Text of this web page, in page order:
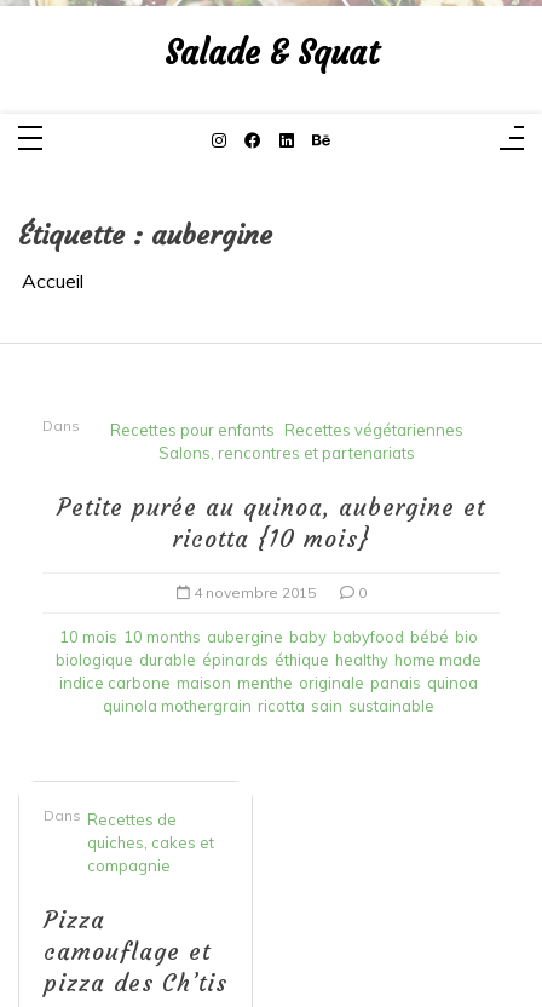
Aller
Salade & Squat
Étiquette : aubergine
Accueil
Dans Recettes pour enfants
Recettes végétariennes
Salons, rencontres et partenariats
Petite purée au quinoa, aubergine et
ricotta {10 mois}
4 novembre 2015 0
10 mois 10 months aubergine baby babyfood bébé bio
biologique durable épinards éthique healthy home made
indice carbone maison menthe originale panais quinoa
quinola mothergrain ricotta sain sustainable
Dans Recettes de
quiches, cakes et
compagnie
Pizza
camouflage et
pizza des Ch’tis